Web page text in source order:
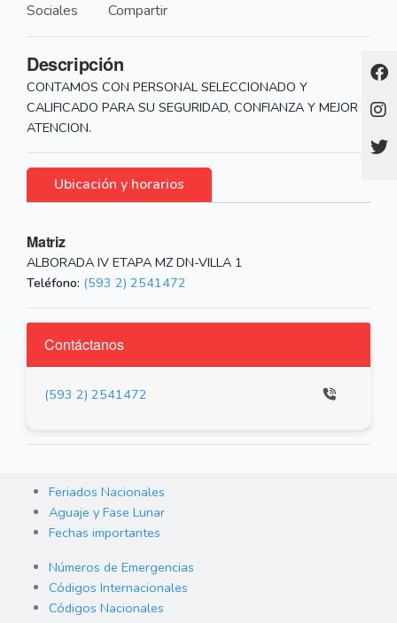
Sociales
Compartir
Descripción
CONTAMOS CON PERSONAL SELECCIONADO Y
CALIFICADO PARA SU SEGURIDAD, CONFIANZA Y MEJOR
ATENCION.
Ubicación y horarios
Matriz
ALBORADA IV ETAPA MZ DN-VILLA 1
Teléfono: (593 2) 2541472
Contáctanos
(593 2) 2541472
Feriados Nacionales
Aguaje y Fase Lunar
Fechas importantes
Números de Emergencias
Códigos Internacionales
Códigos Nacionales